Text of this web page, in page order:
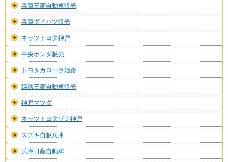
兵庫三菱自動車販売
兵庫ダイハツ販売
ネッツトヨタ神戸
中央ホンダ販売
トヨタカローラ姫路
姫路三菱自動車販売
神戸マツダ
ネッツトヨタゾナ神戸
スズキ自販兵庫
兵庫日産自動車